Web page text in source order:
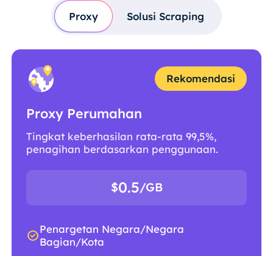
Proxy Solusi Scraping
Rekomendasi
Proxy Perumahan
Tingkat keberhasilan rata-rata 99,5%,
penagihan berdasarkan penggunaan.
$0.5/GB
Penargetan Negara/Negara
Bagian/Kota